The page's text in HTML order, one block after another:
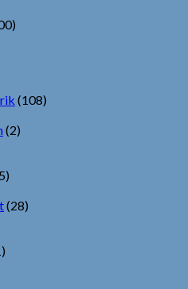
(108)
(2)
(28)